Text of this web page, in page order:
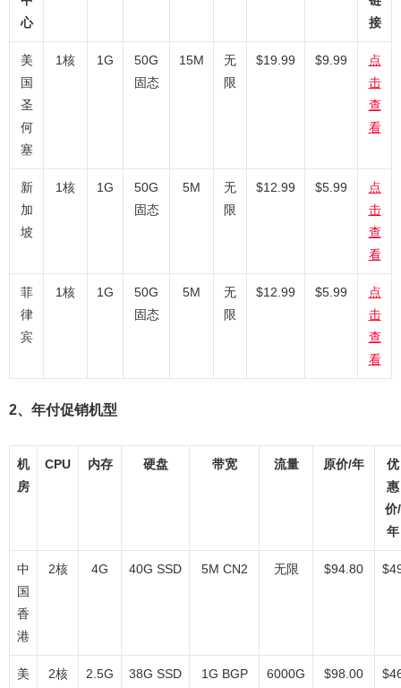
心
接
美
国
圣
何
塞
1核 1G
50G
固态
15M
无
限
$19.99 $9.99
点
击
查
看
新
加
坡
1核 1G
50G
固态
5M
无
限
$12.99 $5.99
点
击
查
看
菲
律
宾
1核 1G
50G
固态
5M
无
限
$12.99 $5.99
点
击
查
看
2、年付促销机型
机
房
CPU 内存 硬盘 带宽 流量 原价/年
优
惠
价/
年
中
国
香
港
2核 4G 40G SSD 5M CN2 无限 $94.80
美
2核 2.5G 38G SSD 1G BGP 6000G $98.00